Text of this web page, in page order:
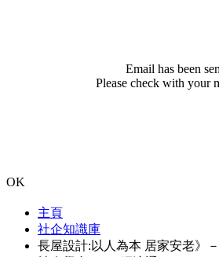
Email has been
Please check with your
OK
主頁
社企知識庫
長屋設計:以人為本 居家安老》